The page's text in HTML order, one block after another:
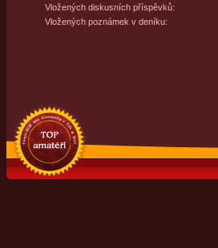
Vložených diskusních příspěvků:
Vložených poznámek v deníku: